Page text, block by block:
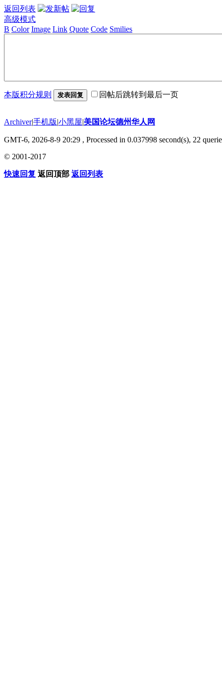
返回列表
高级模式
B Color Image Link Quote Code Smilies
本版积分规则 发表回复 回帖后跳转到最后一页
Archiver|手机版|小黑屋|美国论坛德州华人网
GMT-6, 2026-8-9 20:29 , Processed in 0.037998 second(s), 22
© 2001-2017
快速回复 返回顶部 返回列表